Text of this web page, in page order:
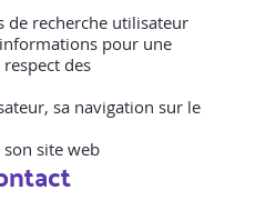
de recherche utilisateur
pour une
des
sa navigation sur le
site web